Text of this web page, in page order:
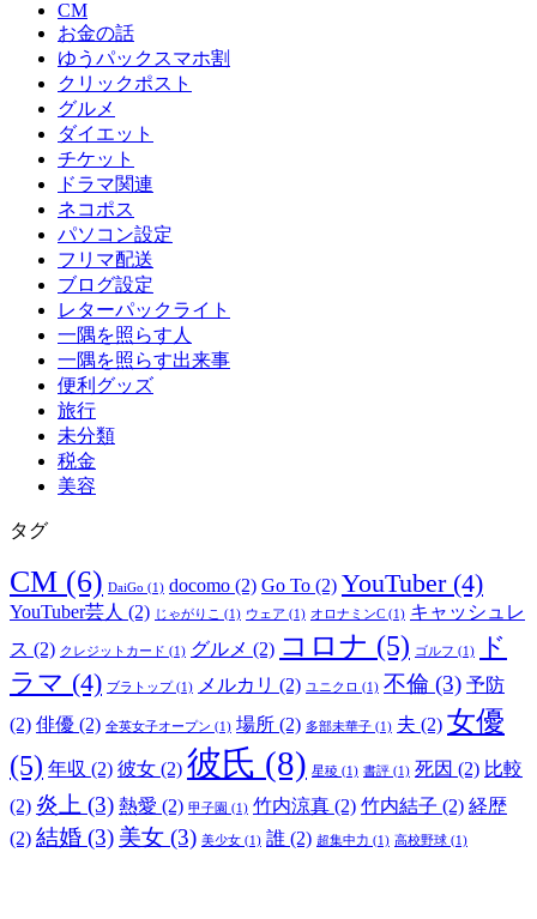
CM
お金の話
ゆうパックスマホ割
クリックポスト
グルメ
ダイエット
チケット
ドラマ関連
ネコポス
パソコン設定
フリマ配送
ブログ設定
レターパックライト
一隅を照らす人
一隅を照らす出来事
便利グッズ
旅行
未分類
税金
美容
タグ
CM (6) DaiGo (1) docomo (2) Go To (2) YouTuber(4)
YouTuber芸人 (2) じゃがりこ (1) ウェア (1) オロナミンC (1) キャッシュレ
ス (2) クレジットカード (1) グルメ (2) コロナ (5) ゴルフ (1)
ド
ラマ (4) ブラトップ(1) メルカリ (2) ユニクロ (1) 不倫 (3) 予防
(2) 俳優 (2) 全英女子オープン (1) 場所 (2) 多部未華子 (1) 夫 (2) 女優
(5) 年収 (2) 彼女 (2) 彼氏 (8) 星稜 (1) 書評 (1) 死因 (2) 比較
(2) 炎上 (3) 熱愛 (2) 甲子園 (1) 竹内涼真 (2) 竹内結子 (2) 経歴
(2) 結婚 (3) 美女 (3) 美少女 (1) 誰 (2) 超集中力 (1) 高校野球 (1)